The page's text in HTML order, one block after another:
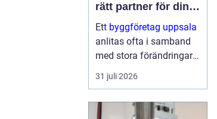
rätt partner för din
renovering
Ett byggföretag uppsala
anlitas ofta i samband
med stora förändringar i
hemmet: köket ska
byggas om, badrummet
funktionellt eller huset
31 juli 2026